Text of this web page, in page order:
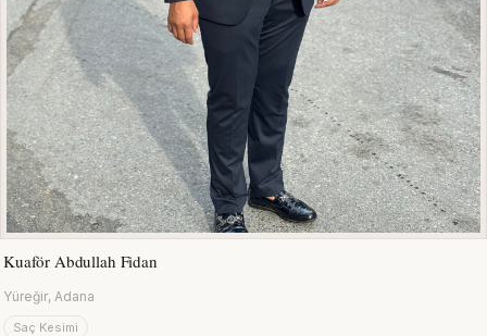
Kuaför Abdullah Fidan
Yüreğir, Adana
Saç Kesimi